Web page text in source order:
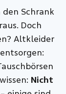
Schrank
Doch
Altkleider
Nicht